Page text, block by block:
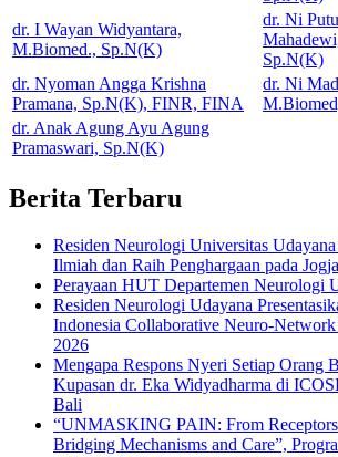
dr. I Wayan Widyantara,
M.Biomed., Sp.N(K)
dr. Ni
Sp.N(K)
dr. Nyoman Angga Krishna
Pramana, Sp.N(K), FINR, FINA
dr. Ni
dr. Anak Agung Ayu Agung
Pramaswari, Sp.N(K)
Berita Terbaru
Residen Neurologi Universitas
Ilmiah dan Raih Penghargaan pada
Perayaan HUT Departemen Neurologi
Residen Neurologi Udayana
Indonesia Collaborative Neuro-
2026
Mengapa Respons Nyeri Setiap Orang
Kupasan dr. Eka Widyadharma di
Bali
“UNMASKING PAIN: From
Bridging Mechanisms and Care”,